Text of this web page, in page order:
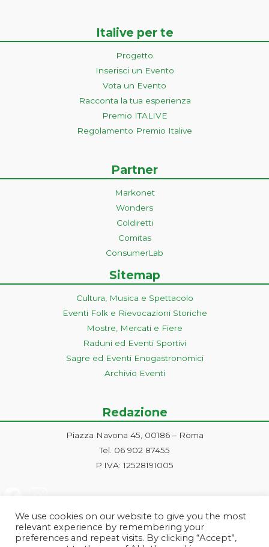
Italive per te
Progetto
Inserisci un Evento
Vota un Evento
Racconta la tua esperienza
Premio ITALIVE
Regolamento Premio Italive
Partner
Markonet
Wonders
Coldiretti
Comitas
ConsumerLab
Sitemap
Cultura, Musica e Spettacolo
Eventi Folk e Rievocazioni Storiche
Mostre, Mercati e Fiere
Raduni ed Eventi Sportivi
Sagre ed Eventi Enogastronomici
Archivio Eventi
Redazione
Piazza Navona 45, 00186 – Roma
Tel. 06 902 87455
P.IVA: 12528191005
We use cookies on our website to give you the most
relevant experience by remembering your
preferences and repeat visits. By clicking “Accept”,